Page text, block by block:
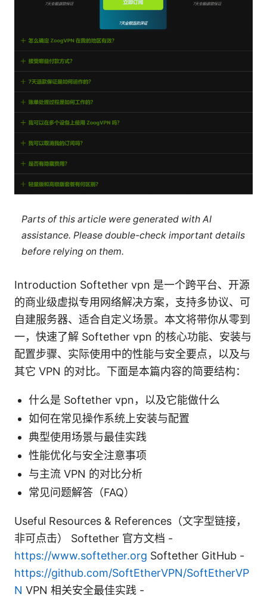
Parts of this article were generated with AI
assistance. Please double-check important details
before relying on them.
Introduction Softether vpn 是一个跨平台、开源
的商业级虚拟专用网络解决方案，支持多协议、可
自建服务器、适合自定义场景。本文将带你从零到
一，快速了解 Softether vpn 的核心功能、安装与
配置步骤、实际使用中的性能与安全要点，以及与
其它 VPN 的对比。下面是本篇内容的简要结构：
什么是 Softether vpn，以及它能做什么
如何在常见操作系统上安装与配置
典型使用场景与最佳实践
性能优化与安全注意事项
与主流 VPN 的对比分析
常见问题解答（FAQ）
Useful Resources & References（文字型链接，
非可点击） Softether 官方文档 -
https://www.softether.org Softether GitHub -
https://github.com/SoftEtherVPN/SoftEtherVP
N VPN 相关安全最佳实践 -